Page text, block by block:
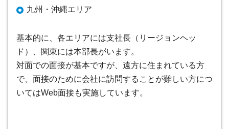
九州・沖縄エリア
基本的に、各エリアには支社長（リージョンヘッ
ド）、関東には本部長がいます。
対面での面接が基本ですが、遠方に住まれている方
で、面接のために会社に訪問することが難しい方につ
いてはWeb面接も実施しています。